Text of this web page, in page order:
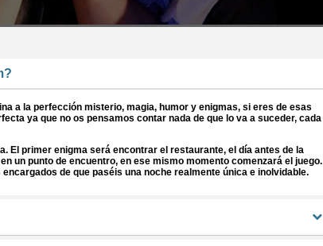
a la perfección misterio, magia, humor y enigmas, si eres de esas
ya que no os pensamos contar nada de que lo va a suceder, cada
El primer enigma será encontrar el restaurante, el día antes de la
un punto de encuentro, en ese mismo momento comenzará el juego.
de que paséis una noche realmente única e inolvidable.